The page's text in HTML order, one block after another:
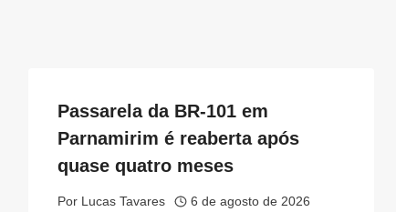
Passarela da BR-101 em
Parnamirim é reaberta após
quase quatro meses
Por Lucas Tavares
6 de agosto de 2026